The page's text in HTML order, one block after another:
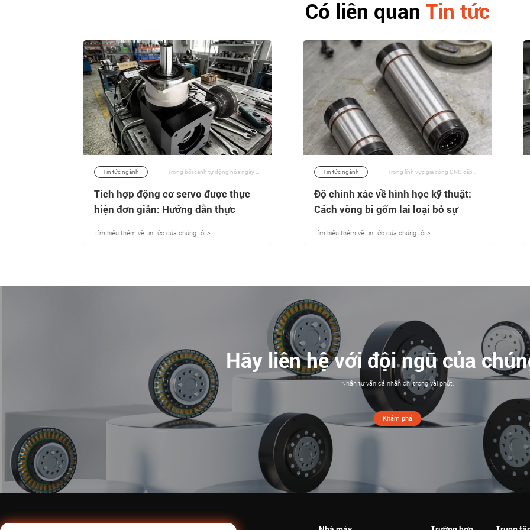
Có liên quan Tin tức
Tin tức ngành Trong bối cảnh tự động hóa ngày nay, các nhà thiết kế máy phải đối mặt với một nghịch lý dai dẳng: cần phải tăng mật độ mô-men xoắn và độ chính xác định vị dưới phút cung, trong khi dấu chân máy tiếp tục co lại. | 30/06/2026
Tích hợp động cơ servo được thực
hiện đơn giản: Hướng dẫn thực
servo góc phải của Newgear
Tìm hiểu thêm về tin tức của chúng tôi >
Tin tức ngành Trong lĩnh vực gia công CNC cấp cao, chế tạo hàng không vũ trụ bán dẫn và phay vi mô y tế, ngưỡng lỗi cơ học đã vượt qua quy mô nanomet. Để đạt được độ chính xác hình học trong các chu kỳ cắt tốc độ cao, liên tục đòi hỏi độ ổn định kích thước tuyệt đối dưới tải trọng hướng tâm và hướng trục nặng. | 10/06/2026
Độ chính xác về hình học kỹ thuật:
Cách vòng bi gốm lai loại bỏ sự
Tìm hiểu thêm về tin tức của chúng tôi >
Hãy liên hệ với đội ngũ của
Nhận tư vấn cá nhân chỉ trong vài phút.
Khám phá